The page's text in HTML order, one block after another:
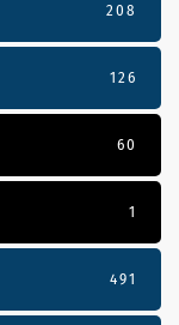
208
126
60
1
491